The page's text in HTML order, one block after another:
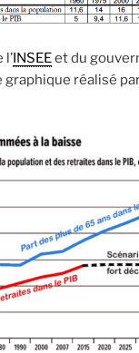
INSEEet du
graphique réalisé